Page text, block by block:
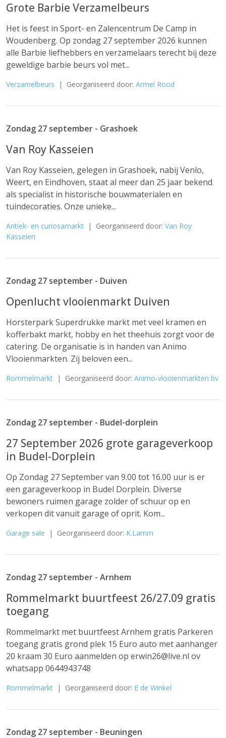
Grote Barbie Verzamelbeurs
Het is feest in Sport- en Zalencentrum De Camp in
Woudenberg. Op zondag 27 september 2026 kunnen
alle Barbie liefhebbers en verzamelaars terecht bij deze
geweldige barbie beurs vol met...
Verzamelbeurs | Georganiseerd door: Armel Rood
Zondag 27 september - Grashoek
Van Roy Kasseien
Van Roy Kasseien, gelegen in Grashoek, nabij Venlo,
Weert, en Eindhoven, staat al meer dan 25 jaar bekend
als specialist in historische bouwmaterialen en
tuindecoraties. Onze unieke...
Antiek- en curiosamarkt | Georganiseerd door: Van Roy
Kasseien
Zondag 27 september - Duiven
Openlucht vlooienmarkt Duiven
Horsterpark Superdrukke markt met veel kramen en
kofferbakt markt, hobby en het theehuis zorgt voor de
catering. De organisatie is in handen van Animo
Vlooienmarkten. Zij beloven een...
Rommelmarkt | Georganiseerd door: Animo-vlooienmarkten bv
Zondag 27 september - Budel-dorplein
27 September 2026 grote garageverkoop
in Budel-Dorplein
Op Zondag 27 September van 9.00 tot 16.00 uur is er
een garageverkoop in Budel Dorplein. Diverse
bewoners ruimen garage zolder of schuur op en
verkopen dit vanuit garage of oprit. Kom...
Garage sale | Georganiseerd door: K.Lamm
Zondag 27 september - Arnhem
Rommelmarkt buurtfeest 26/27.09 gratis
toegang
Rommelmarkt met buurtfeest Arnhem gratis Parkeren
toegang gratis grond plek 15 Euro auto met aanhanger
20 kraam 30 Euro aanmelden op erwin26@live.nl ov
whatsapp 0644943748
Rommelmarkt | Georganiseerd door: E de Winkel
Zondag 27 september - Beuningen